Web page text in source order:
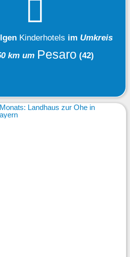
Kinderhotels im Umkreis
km um Pesaro (42)